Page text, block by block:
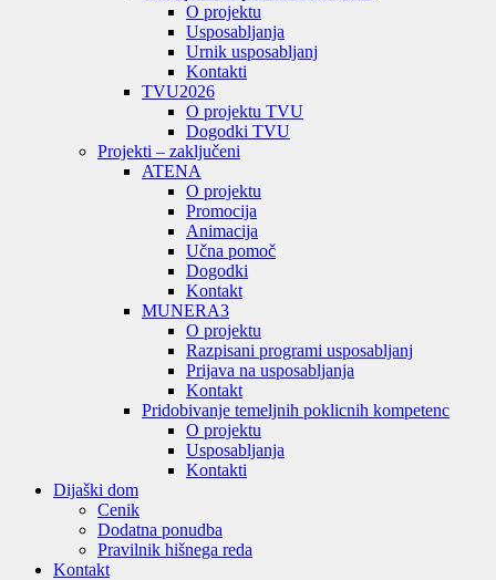
O projektu
Usposabljanja
Urnik usposabljanj
Kontakti
TVU2026
O projektu TVU
Dogodki TVU
Projekti – zaključeni
ATENA
O projektu
Promocija
Animacija
Učna pomoč
Dogodki
Kontakt
MUNERA3
O projektu
Razpisani programi usposabljanj
Prijava na usposabljanja
Kontakt
Pridobivanje temeljnih poklicnih kompetenc
O projektu
Usposabljanja
Kontakti
Dijaški dom
Cenik
Dodatna ponudba
Pravilnik hišnega reda
Kontakt